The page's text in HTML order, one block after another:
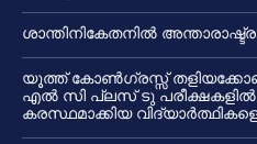
ശാന്തിനികേതനിൽ
യൂത്ത് കോൺഗ്രസ്സ്
എൽ സി പ്ലസ് ടു പരീക്ഷകളിൽ
കരസ്ഥമാക്കിയ